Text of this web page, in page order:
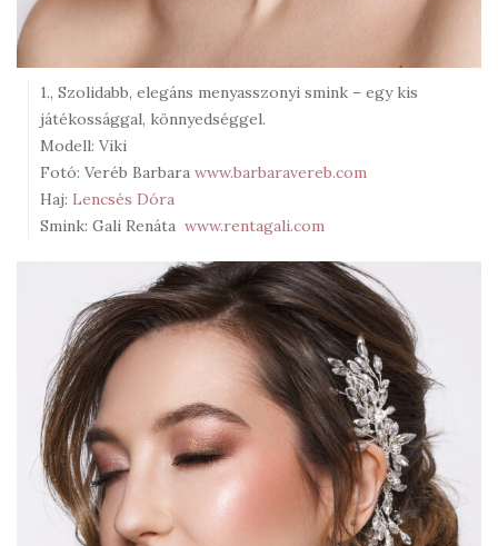
1., Szolidabb, elegáns menyasszonyi smink – egy kis
játékossággal, könnyedséggel.
Modell: Viki
Fotó: Veréb Barbara www.barbaravereb.com
Haj: Lencsés Dóra
Smink: Gali Renáta www.rentagali.com